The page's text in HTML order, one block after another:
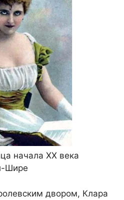
начала XX века
Шире
двором, Клара